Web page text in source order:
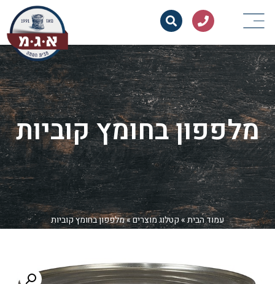
מלפפון בחומץ קוביות
עמוד הבית»קטלוג מוצרים»מלפפון בחומץ קוביות